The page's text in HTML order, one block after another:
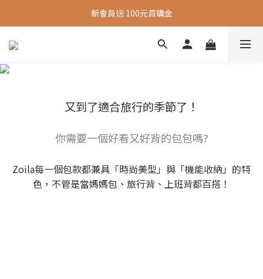
新會員送 100元首購金
新會員送 100元首購金
夏日旅行推薦包款9折，滿額再送很隨興托特包
又到了適合旅行的季節了！
你需要一個好看又好背的包包嗎?
Zoila每一個包款都兼具「時尚美型」與「機能收納」的特
色，不管是當媽媽包、旅行背、上班背都百搭！